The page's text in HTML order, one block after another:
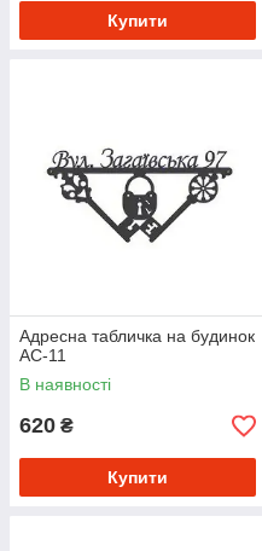
Купити
Адресна табличка на будинок
АС-11
В наявності
620 ₴
Купити